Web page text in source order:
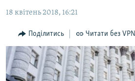
основної
Перейти
до
пошуку
БЛОГИ
ПОГЛЯД
ІНТЕРВ'Ю
ВСЕ ЗА ДЕНЬ
18 квітень 2018, 16:21
Поділитись Читати без VPN